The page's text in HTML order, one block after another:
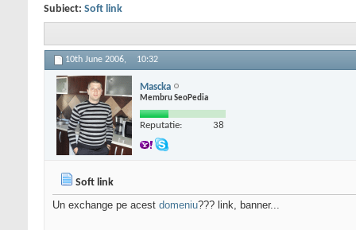
Subiect: Soft link
10th June 2006, 10:32
Mascka
Membru SeoPedia
Reputatie: 38
Soft link
Un exchange pe acest domeniu??? link, banner...